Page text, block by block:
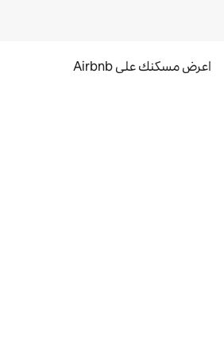
اعرض مسكنك على Airbnb